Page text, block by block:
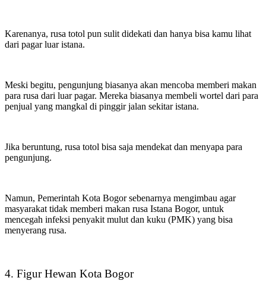
Karenanya, rusa totol pun sulit didekati dan hanya bisa kamu lihat
dari pagar luar istana.
Meski begitu, pengunjung biasanya akan mencoba memberi makan
para rusa dari luar pagar. Mereka biasanya membeli wortel dari para
penjual yang mangkal di pinggir jalan sekitar istana.
Jika beruntung, rusa totol bisa saja mendekat dan menyapa para
pengunjung.
Namun, Pemerintah Kota Bogor sebenarnya mengimbau agar
masyarakat tidak memberi makan rusa Istana Bogor, untuk
mencegah infeksi penyakit mulut dan kuku (PMK) yang bisa
menyerang rusa.
4. Figur Hewan Kota Bogor